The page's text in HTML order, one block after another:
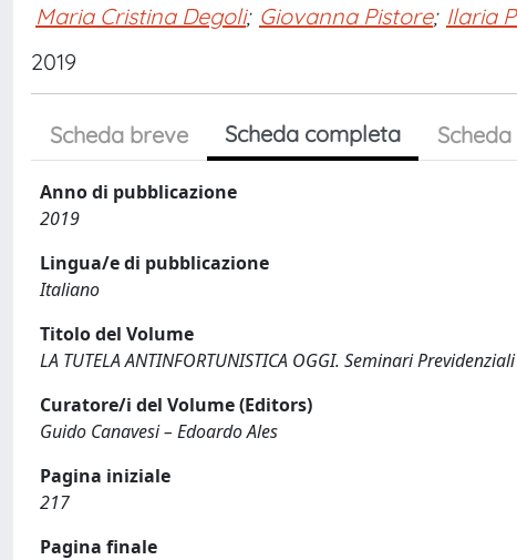
Maria Cristina Degoli; Giovanna Pistore; Ilaria
2019
Scheda breve Scheda completa
Anno di pubblicazione
2019
Lingua/e di pubblicazione
Italiano
Titolo del Volume
LA TUTELA ANTINFORTUNISTICA OGGI. Seminari
Curatore/i del Volume (Editors)
Guido Canavesi – Edoardo Ales
Pagina iniziale
217
Pagina finale